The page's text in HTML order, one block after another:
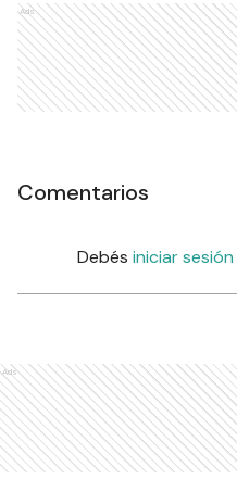
Ads
Comentarios
Debés iniciar sesión
Ads